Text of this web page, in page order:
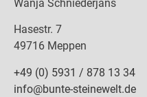
Wanja Schniederjans
Hasestr. 7
49716 Meppen
+49 (0) 5931 / 878 13 34
info@bunte-steinewelt.de